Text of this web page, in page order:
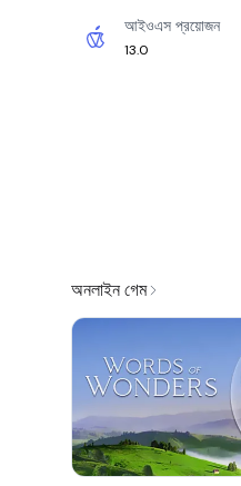
আইওএস প্রয়োজন
13.0
অনলাইন গেম